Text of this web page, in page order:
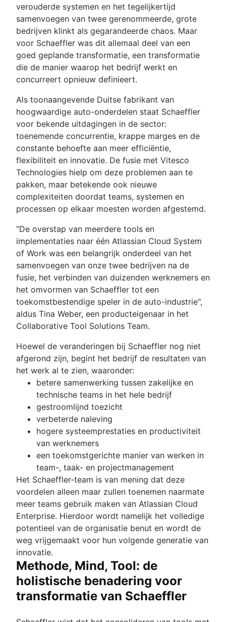
verouderde systemen en het tegelijkertijd
samenvoegen van twee gerenommeerde, grote
bedrijven klinkt als gegarandeerde chaos. Maar
voor Schaeffler was dit allemaal deel van een
goed geplande transformatie, een transformatie
die de manier waarop het bedrijf werkt en
concurreert opnieuw definieert.
Als toonaangevende Duitse fabrikant van
hoogwaardige auto-onderdelen staat Schaeffler
voor bekende uitdagingen in de sector:
toenemende concurrentie, krappe marges en de
constante behoefte aan meer efficiëntie,
flexibiliteit en innovatie. De fusie met Vitesco
Technologies hielp om deze problemen aan te
pakken, maar betekende ook nieuwe
complexiteiten doordat teams, systemen en
processen op elkaar moesten worden afgestemd.
"De overstap van meerdere tools en
implementaties naar één Atlassian Cloud System
of Work was een belangrijk onderdeel van het
samenvoegen van onze twee bedrijven na de
fusie, het verbinden van duizenden werknemers en
het omvormen van Schaeffler tot een
toekomstbestendige speler in de auto-industrie",
aldus Tina Weber, een producteigenaar in het
Collaborative Tool Solutions Team.
Hoewel de veranderingen bij Schaeffler nog niet
afgerond zijn, begint het bedrijf de resultaten van
het werk al te zien, waaronder:
betere samenwerking tussen zakelijke en
technische teams in het hele bedrijf
gestroomlijnd toezicht
verbeterde naleving
hogere systeemprestaties en productiviteit
van werknemers
een toekomstgerichte manier van werken in
team-, taak- en projectmanagement
Het Schaeffler-team is van mening dat deze
voordelen alleen maar zullen toenemen naarmate
meer teams gebruik maken van Atlassian Cloud
Enterprise. Hierdoor wordt namelijk het volledige
potentieel van de organisatie benut en wordt de
weg vrijgemaakt voor hun volgende generatie van
innovatie.
Methode, Mind, Tool: de
holistische benadering voor
transformatie van Schaeffler